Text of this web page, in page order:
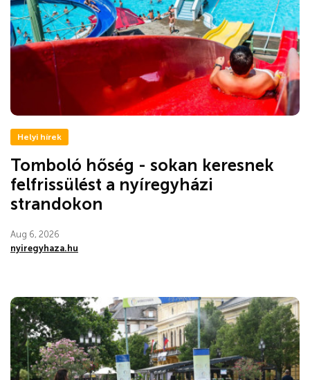
Helyi hírek
Tomboló hőség - sokan keresnek
felfrissülést a nyíregyházi
strandokon
Aug 6, 2026
nyiregyhaza.hu